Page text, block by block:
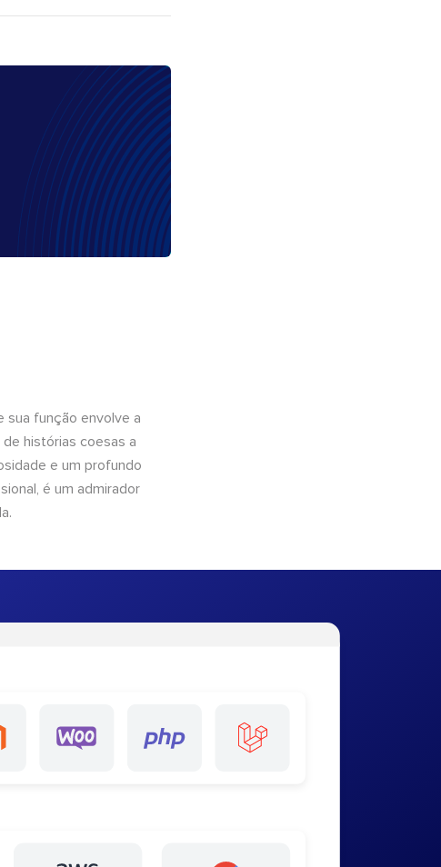
sua função envolve a
histórias coesas a
e um profundo
é um admirador